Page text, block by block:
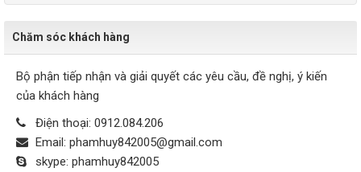
Chăm sóc khách hàng
Bộ phận tiếp nhận và giải quyết các yêu cầu, đề nghị, ý kiến
của khách hàng
Điện thoại: 0912.084.206
Email: phamhuy842005@gmail.com
skype: phamhuy842005